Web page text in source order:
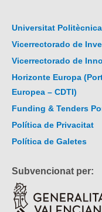
Universitat Politècnica
Vicerrectorado de
Vicerrectorado de
Horizonte Europa
Europea – CDTI)
Funding & Tenders
Política de Privacitat
Política de Galetes
Subvencionat per: